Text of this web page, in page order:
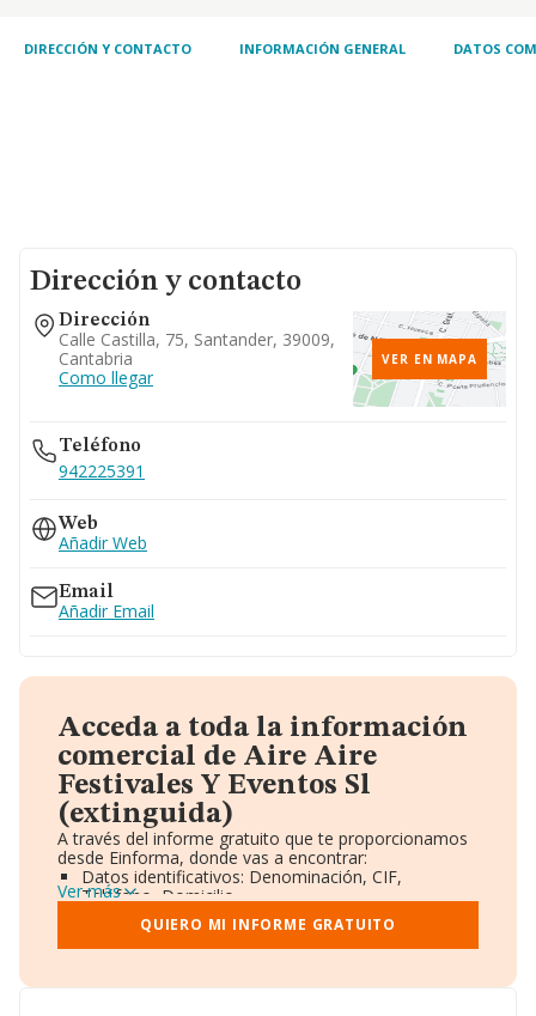
DIRECCIÓN Y CONTACTO INFORMACIÓN GENERAL DATOS
Dirección y contacto
Dirección
Calle Castilla, 75, Santander, 39009,
Cantabria
Como llegar
VER EN MAPA
Teléfono
942225391
Web
Añadir Web
Email
Añadir Email
Acceda a toda la información
comercial de Aire Aire
Festivales Y Eventos Sl
(extinguida)
A través del informe gratuito que te proporcionamos
desde Einforma, donde vas a encontrar:
Datos identificativos: Denominación, CIF,
Teléfono, Domicilio.
Informe Mercantil Completo (BORME).
Gráficos de Evolución Ventas y Empleados.
Consejo de Administración y Administradores.
Accionistas.
Ver más
QUIERO MI INFORME GRATUITO